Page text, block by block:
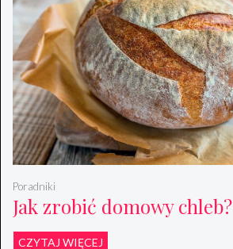
Jak zrobić domowy chleb?
Poradniki
CZYTAJ WIĘCEJ